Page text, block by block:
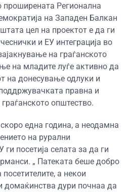
проширената Регионална
на Западен Балкан
цел на проектот е да ги
и ЕУ интеграција во
на граѓанското
на младите луѓе активно да
на донесување одлуки и
правна и
општество.
една година, а неодамна
на рурални
посетија селата за да ги
„ Патеката беше добро
а некои
домаќинства дури почнаа да